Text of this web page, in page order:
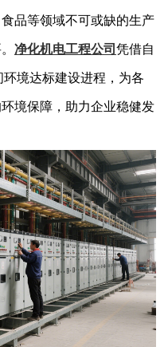
品等领域不可或缺的生产
净化机电工程公司 凭借自
境达标建设进程，为各
境保障，助力企业稳健发